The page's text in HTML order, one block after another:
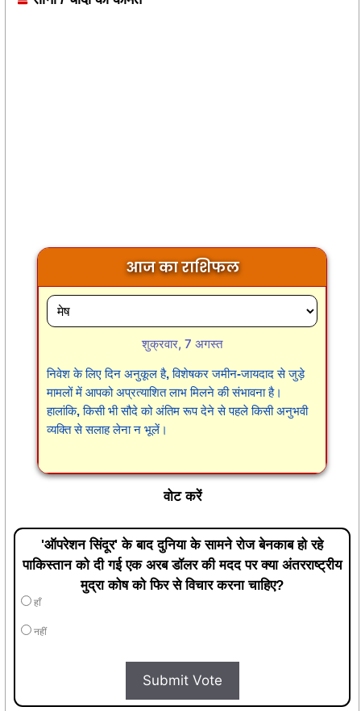
आज का राशिफल
शुक्रवार, 7 अगस्त
निवेश के लिए दिन अनुकूल है, विशेषकर जमीन-जायदाद से जुड़े
मामलों में आपको अप्रत्याशित लाभ मिलने की संभावना है।
हालांकि, किसी भी सौदे को अंतिम रूप देने से पहले किसी अनुभवी
व्यक्ति से सलाह लेना न भूलें।
वोट करें
'ऑपरेशन सिंदूर' के बाद दुनिया के सामने रोज बेनकाब हो रहे
पाकिस्तान को दी गई एक अरब डॉलर की मदद पर क्या अंतरराष्ट्रीय
मुद्रा कोष को फिर से विचार करना चाहिए?
हाँ
नहीं
Submit Vote